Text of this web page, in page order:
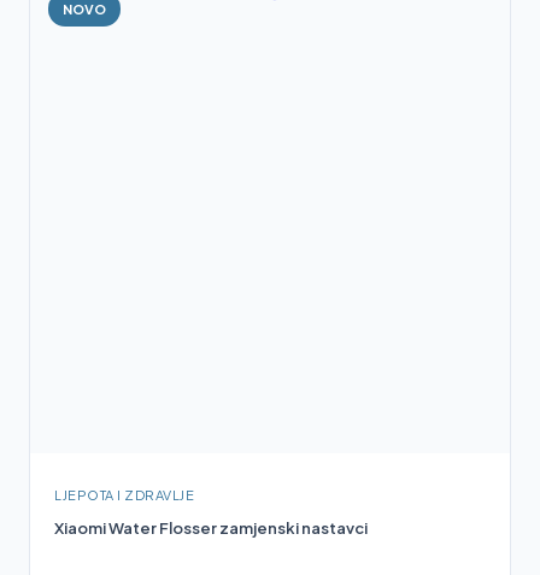
NOVO
LJEPOTA I ZDRAVLJE
Xiaomi Water Flosser zamjenski nastavci